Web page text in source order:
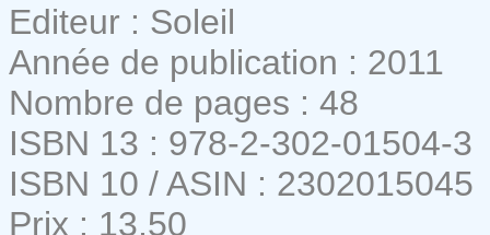
Editeur : Soleil
Année de publication : 2011
Nombre de pages : 48
ISBN 13 : 978-2-302-01504-3
ISBN 10 / ASIN : 2302015045
Prix : 13,50